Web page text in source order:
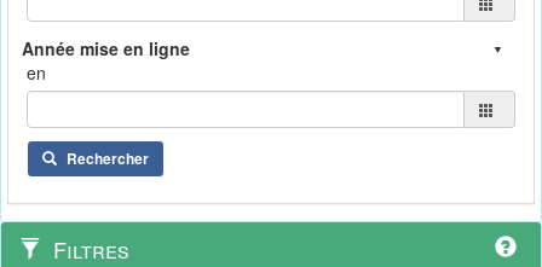
en
Rechercher
Filtres